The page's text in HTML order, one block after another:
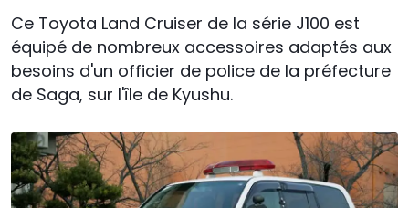
Ce Toyota Land Cruiser de la série J100 est
équipé de nombreux accessoires adaptés aux
besoins d'un officier de police de la préfecture
de Saga, sur l'île de Kyushu.